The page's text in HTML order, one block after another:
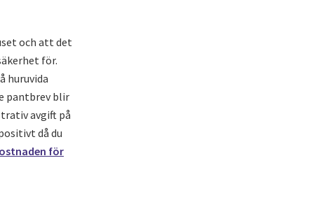
och att det
för.
huruvida
pantbrev blir
avgift på
då du
för